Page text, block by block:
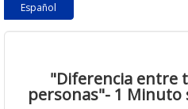
Español
"Diferencia entre
personas"- 1 Minuto